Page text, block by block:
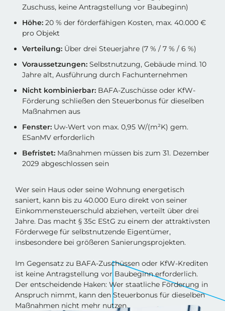
Zuschuss, keine Antragstellung vor Baubeginn)
Höhe: 20 % der förderfähigen Kosten, max. 40.000 €
pro Objekt
Verteilung: Über drei Steuerjahre (7 % / 7 % / 6 %)
Voraussetzungen: Selbstnutzung, Gebäude mind. 10
Jahre alt, Ausführung durch Fachunternehmen
Nicht kombinierbar: BAFA-Zuschüsse oder KfW-
Förderung schließen den Steuerbonus für dieselben
Maßnahmen aus
Fenster: Uw-Wert von max. 0,95 W/(m²K) gem.
ESanMV erforderlich
Befristet: Maßnahmen müssen bis zum 31. Dezember
2029 abgeschlossen sein
Wer sein Haus oder seine Wohnung energetisch
saniert, kann bis zu 40.000 Euro direkt von seiner
Einkommensteuerschuld abziehen, verteilt über drei
Jahre. Das macht § 35c EStG zu einem der attraktivsten
Förderwege für selbstnutzende Eigentümer,
insbesondere bei größeren Sanierungsprojekten.
Im Gegensatz zu BAFA-Zuschüssen oder KfW-Krediten
ist keine Antragstellung vor Baubeginn erforderlich.
Der entscheidende Haken: Wer staatliche Förderung in
Anspruch nimmt, kann den Steuerbonus für dieselben
Maßnahmen nicht mehr nutzen.